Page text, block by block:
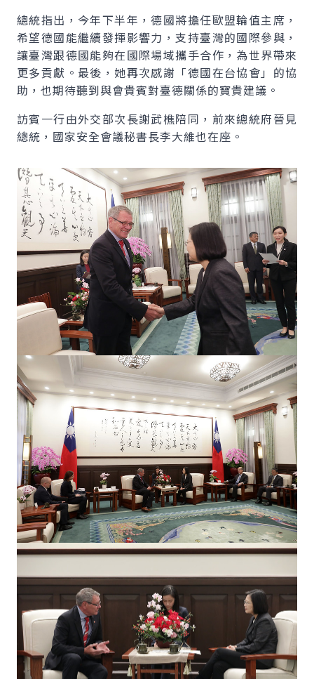
總統指出，今年下半年，德國將擔任歐盟輪值主席，
希望德國能繼續發揮影響力，支持臺灣的國際參與，
讓臺灣跟德國能夠在國際場域攜手合作，為世界帶來
更多貢獻。最後，她再次感謝「德國在台協會」的協
助，也期待聽到與會貴賓對臺德關係的寶貴建議。
訪賓一行由外交部次長謝武樵陪同，前來總統府晉見
總統，國家安全會議秘書長李大維也在座。